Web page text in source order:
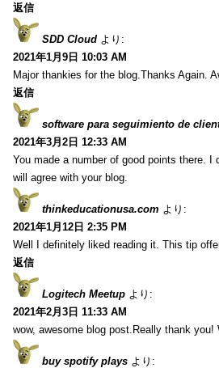
返信
SDD Cloud より:
2021年1月9日 10:03 AM
Major thankies for the blog.Thanks Again.
返信
software para seguimiento de
2021年3月2日 12:33 AM
You made a number of good points there.
will agree with your blog.
thinkeducationusa.com より:
2021年1月12日 2:35 PM
Well I definitely liked reading it. This tip
返信
Logitech Meetup より:
2021年2月3日 11:33 AM
wow, awesome blog post.Really thank you!
buy spotify plays より: